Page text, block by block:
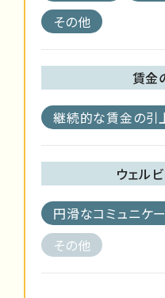
その他
賃金
継続的な賃金の引
ウェル
円滑なコミュニケ
その他